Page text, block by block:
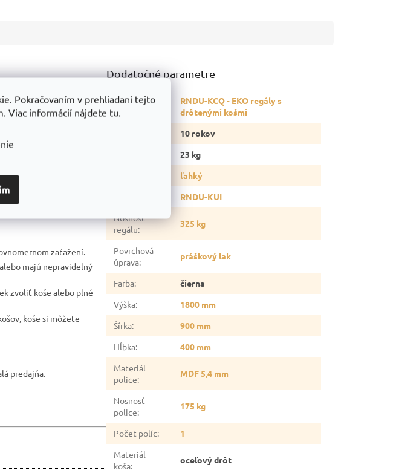
Pokračovaním v prehliadaní tejto
Viac informácií nájdete tu.
Napríklad:
policami:
zaťažení.
majú nepravidelný
zvoliť koše alebo plné
koše si môžete
predajňa.
Dodatočné parametre
Kategória:
RNDU-KCQ - EKO regály s
drôtenými košmi
10 rokov
23 kg
ľahký
RNDU-KUI
Nosnosť
regálu:
325 kg
Povrchová
úprava:
práškový lak
Farba:
čierna
Výška:
1800 mm
Šírka:
900 mm
Hĺbka:
400 mm
Materiál
police:
MDF 5,4 mm
Nosnosť
police:
175 kg
Počet políc:
1
Materiál
koša:
oceľový drôt